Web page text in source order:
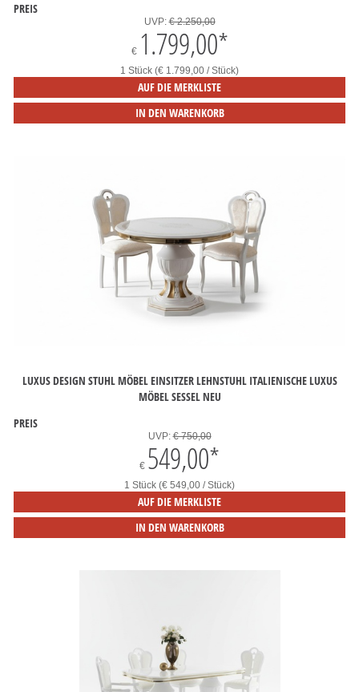
PREIS
UVP:€ 2.250,00
€ 1.799,00*
1 Stück (€ 1.799,00 / Stück)
AUF DIE MERKLISTE
IN DEN WARENKORB
LUXUS DESIGN STUHL MÖBEL EINSITZER LEHNSTUHL ITALIENISCHE LUXUS
MÖBEL SESSEL NEU
PREIS
UVP:€ 750,00
€ 549,00*
1 Stück (€ 549,00 / Stück)
AUF DIE MERKLISTE
IN DEN WARENKORB